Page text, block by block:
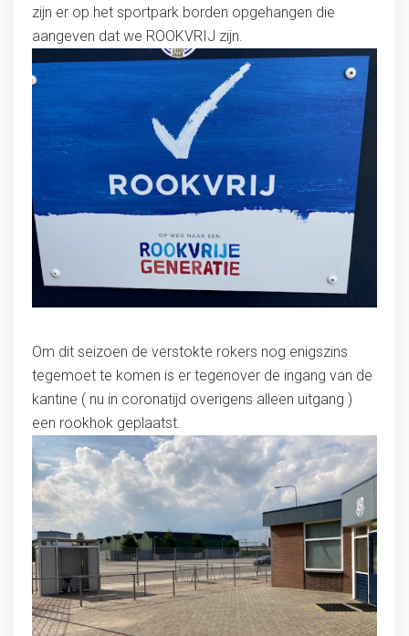
zijn er op het sportpark borden opgehangen die
aangeven dat we ROOKVRIJ zijn.
Om dit seizoen de verstokte rokers nog enigszins
tegemoet te komen is er tegenover de ingang van de
kantine ( nu in coronatijd overigens alleen uitgang )
een rookhok geplaatst.